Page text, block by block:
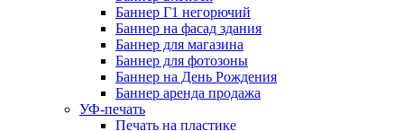
Баннер Г1 негорючий
Баннер на фасад здания
Баннер для магазина
Баннер для фотозоны
Баннер на День Рождения
Баннер аренда продажа
УФ-печать
Печать на пластике